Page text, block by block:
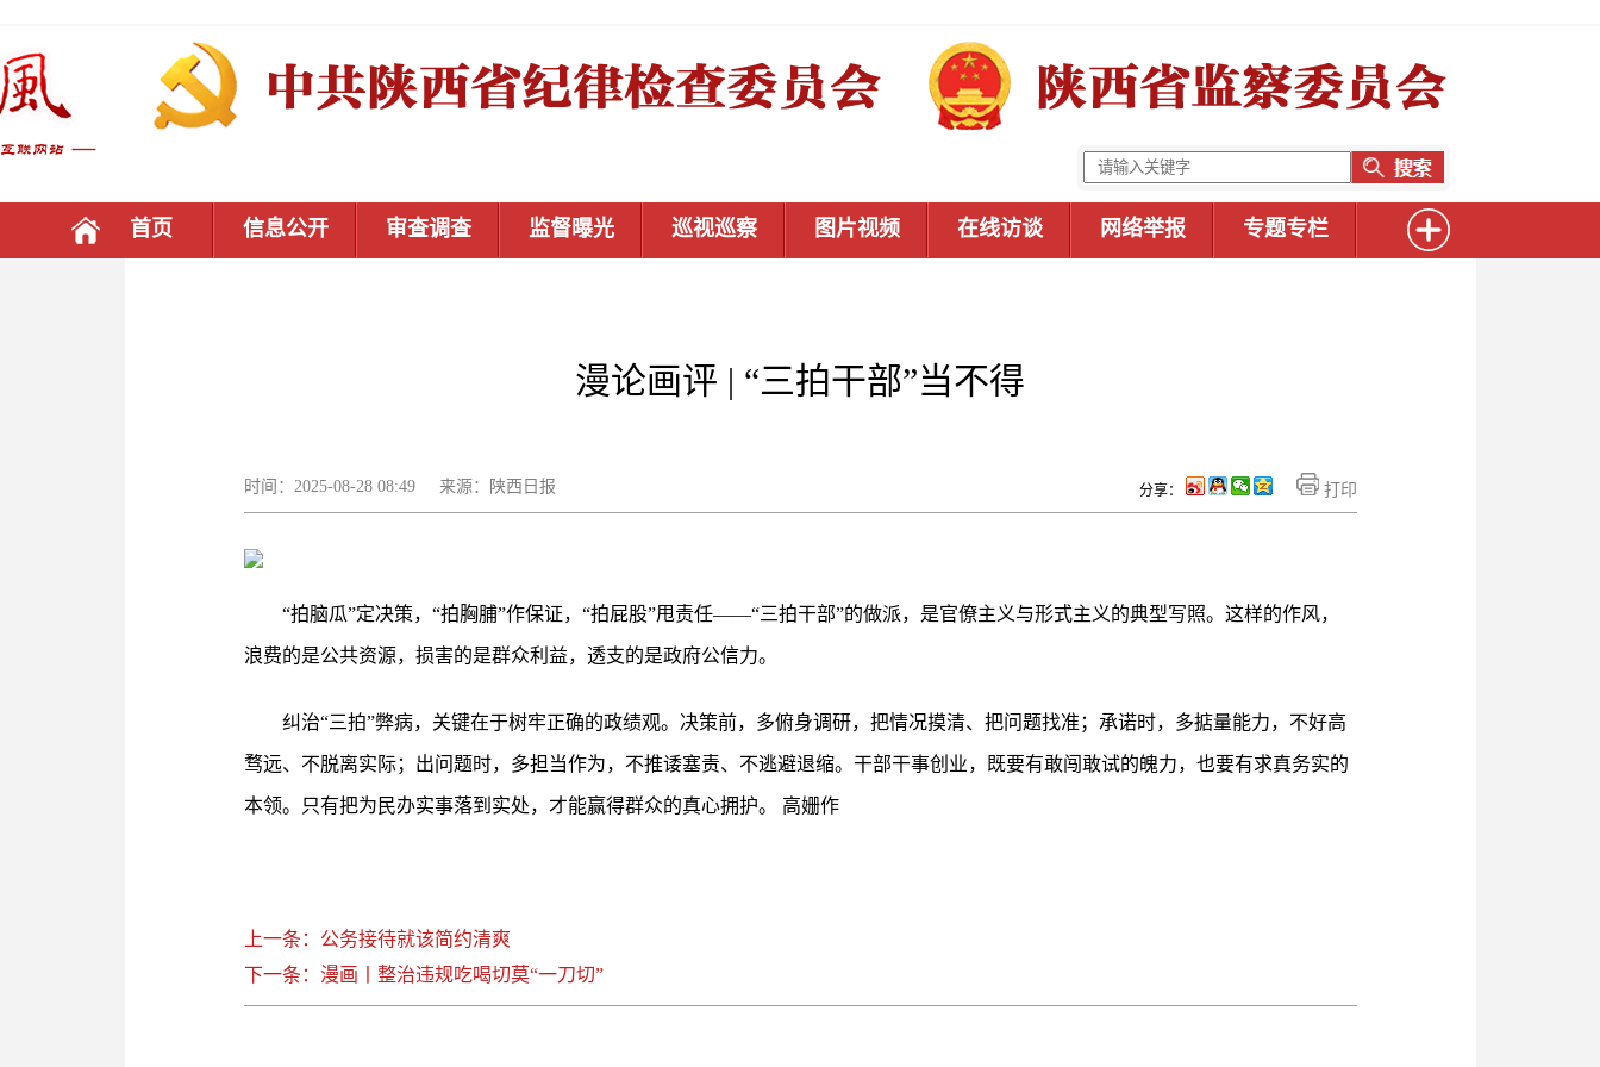
首页 信息公开 审查调查 监督曝光 巡视巡察 图片视频 在线访谈 网络举报 专题专栏
漫论画评 | “三拍干部”当不得
时间：2025-08-28 08:49 来源：陕西日报 打印
分享：
“拍脑瓜”定决策，“拍胸脯”作保证，“拍屁股”甩责任——“三拍干部”的做派，是官僚主义与形式主义的典型写照。这样的作风，
浪费的是公共资源，损害的是群众利益，透支的是政府公信力。
纠治“三拍”弊病，关键在于树牢正确的政绩观。决策前，多俯身调研，把情况摸清、把问题找准；承诺时，多掂量能力，不好高
骛远、不脱离实际；出问题时，多担当作为，不推诿塞责、不逃避退缩。干部干事创业，既要有敢闯敢试的魄力，也要有求真务实的
本领。只有把为民办实事落到实处，才能赢得群众的真心拥护。 高姗作
上一条：公务接待就该简约清爽
下一条：漫画丨整治违规吃喝切莫“一刀切”